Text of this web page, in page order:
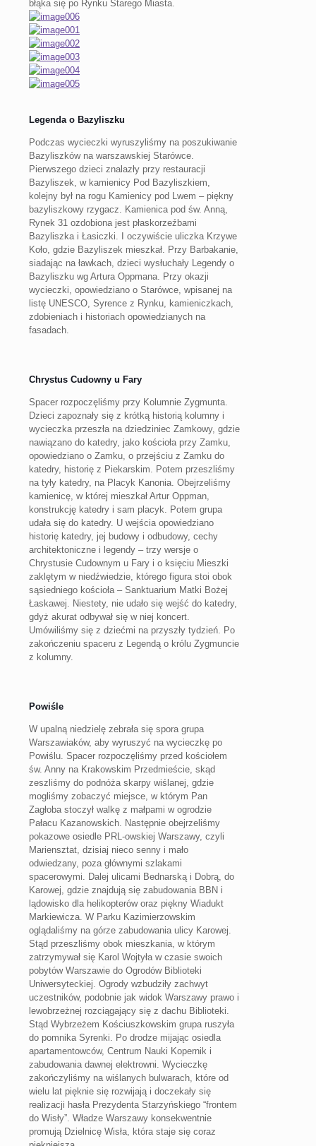
błąka się po Rynku Starego Miasta.
Legenda o Bazyliszku
Podczas wycieczki wyruszyliśmy na poszukiwanie
Bazyliszków na warszawskiej Starówce.
Pierwszego dzieci znalazły przy restauracji
Bazyliszek, w kamienicy Pod Bazyliszkiem,
kolejny był na rogu Kamienicy pod Lwem – piękny
bazyliszkowy rzygacz. Kamienica pod św. Anną,
Rynek 31 ozdobiona jest płaskorzeźbami
Bazyliszka i Łasiczki. I oczywiście uliczka Krzywe
Koło, gdzie Bazyliszek mieszkał. Przy Barbakanie,
siadając na ławkach, dzieci wysłuchały Legendy o
Bazyliszku wg Artura Oppmana. Przy okazji
wycieczki, opowiedziano o Starówce, wpisanej na
listę UNESCO, Syrence z Rynku, kamieniczkach,
zdobieniach i historiach opowiedzianych na
fasadach.
Chrystus Cudowny u Fary
Spacer rozpoczęliśmy przy Kolumnie Zygmunta.
Dzieci zapoznały się z krótką historią kolumny i
wycieczka przeszła na dziedziniec Zamkowy, gdzie
nawiązano do katedry, jako kościoła przy Zamku,
opowiedziano o Zamku, o przejściu z Zamku do
katedry, historię z Piekarskim. Potem przeszliśmy
na tyły katedry, na Placyk Kanonia. Obejrzeliśmy
kamienicę, w której mieszkał Artur Oppman,
konstrukcję katedry i sam placyk. Potem grupa
udała się do katedry. U wejścia opowiedziano
historię katedry, jej budowy i odbudowy, cechy
architektoniczne i legendy – trzy wersje o
Chrystusie Cudownym u Fary i o księciu Mieszki
zaklętym w niedźwiedzie, którego figura stoi obok
sąsiedniego kościoła – Sanktuarium Matki Bożej
Łaskawej. Niestety, nie udało się wejść do katedry,
gdyż akurat odbywał się w niej koncert.
Umówiliśmy się z dziećmi na przyszły tydzień. Po
zakończeniu spaceru z Legendą o królu Zygmuncie
z kolumny.
Powiśle
W upalną niedzielę zebrała się spora grupa
Warszawiaków, aby wyruszyć na wycieczkę po
Powiślu. Spacer rozpoczęliśmy przed kościołem
św. Anny na Krakowskim Przedmieście, skąd
zeszliśmy do podnóża skarpy wiślanej, gdzie
mogliśmy zobaczyć miejsce, w którym Pan
Zagłoba stoczył walkę z małpami w ogrodzie
Pałacu Kazanowskich. Następnie obejrzeliśmy
pokazowe osiedle PRL-owskiej Warszawy, czyli
Mariensztat, dzisiaj nieco senny i mało
odwiedzany, poza głównymi szlakami
spacerowymi. Dalej ulicami Bednarską i Dobrą, do
Karowej, gdzie znajdują się zabudowania BBN i
lądowisko dla helikopterów oraz piękny Wiadukt
Markiewicza. W Parku Kazimierzowskim
oglądaliśmy na górze zabudowania ulicy Karowej.
Stąd przeszliśmy obok mieszkania, w którym
zatrzymywał się Karol Wojtyła w czasie swoich
pobytów Warszawie do Ogrodów Biblioteki
Uniwersyteckiej. Ogrody wzbudziły zachwyt
uczestników, podobnie jak widok Warszawy prawo i
lewobrzeżnej rozciągający się z dachu Biblioteki.
Stąd Wybrzeżem Kościuszkowskim grupa ruszyła
do pomnika Syrenki. Po drodze mijając osiedla
apartamentowców, Centrum Nauki Kopernik i
zabudowania dawnej elektrowni. Wycieczkę
zakończyliśmy na wiślanych bulwarach, które od
wielu lat pięknie się rozwijają i doczekały się
realizacji hasła Prezydenta Starzyńskiego “frontem
do Wisły”. Władze Warszawy konsekwentnie
promują Dzielnicę Wisła, która staje się coraz